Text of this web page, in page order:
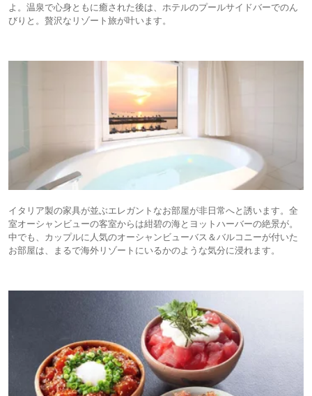
よ。温泉で心身ともに癒された後は、ホテルのプールサイドバーでのん
びりと。贅沢なリゾート旅が叶います。
イタリア製の家具が並ぶエレガントなお部屋が非日常へと誘います。全
室オーシャンビューの客室からは紺碧の海とヨットハーバーの絶景が。
中でも、カップルに人気のオーシャンビューバス＆バルコニーが付いた
お部屋は、まるで海外リゾートにいるかのような気分に浸れます。